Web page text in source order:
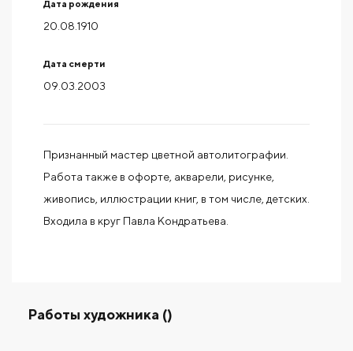
Дата рождения
20.08.1910
Дата смерти
09.03.2003
Признанный мастер цветной автолитографии.
Работа также в офорте, акварели, рисунке,
живопись, иллюстрации книг, в том числе, детских.
Входила в круг Павла Кондратьева.
Работы художника ()